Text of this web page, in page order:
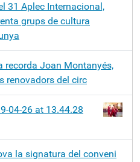
31 Aplec Internacional,
grups de cultura
recorda Joan Montanyés,
renovadors del circ
04-26 at 13.44.28
la signatura del conveni